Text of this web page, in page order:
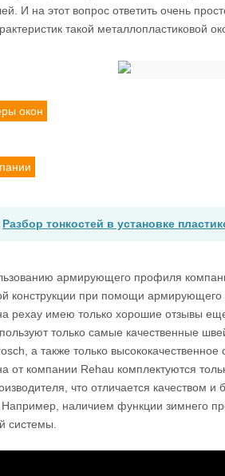
И на этот вопрос ответить очень
такой металлопластиковой
окон
Разбор тонкостей в установке
армирующего профиля
конструкции при помощи армирующего
рехау имею только хорошие отзывы
только самые качественные
а также только высококачественное
от компании Rehau комплектуются
что отличается качеством
наличием функции зимнего
системы.